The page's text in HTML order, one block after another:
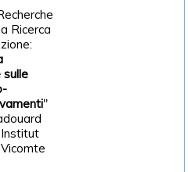
Ricerca
sulle
"
Institut